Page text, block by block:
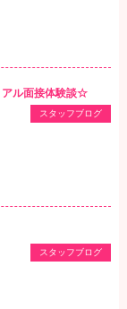
アル面接体験談☆
スタッフブログ
スタッフブログ